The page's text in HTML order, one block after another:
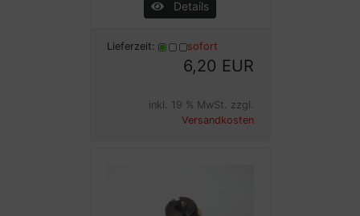
Details
Lieferzeit: sofort
6,20 EUR
inkl. 19 % MwSt. zzgl.
Versandkosten